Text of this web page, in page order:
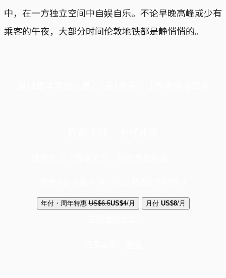
中，在一方独立空间中自娱自乐。不论早晚高峰或少有
乘客的午夜，大部分时间伦敦地铁都是静悄悄的。
年付・周年特惠 US$6.5US$4/月 月付 US$8/月